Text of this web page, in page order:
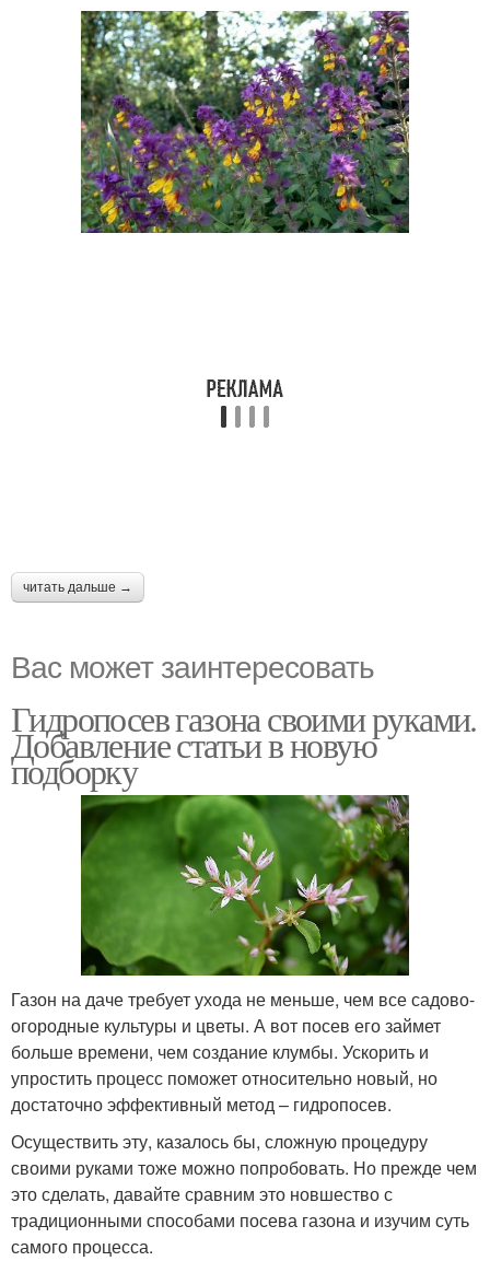
читать дальше →
Вас может заинтересовать
Гидропосев газона своими руками.
Добавление статьи в новую
подборку
Газон на даче требует ухода не меньше, чем все садово-
огородные культуры и цветы. А вот посев его займет
больше времени, чем создание клумбы. Ускорить и
упростить процесс поможет относительно новый, но
достаточно эффективный метод – гидропосев.
Осуществить эту, казалось бы, сложную процедуру
своими руками тоже можно попробовать. Но прежде чем
это сделать, давайте сравним это новшество с
традиционными способами посева газона и изучим суть
самого процесса.